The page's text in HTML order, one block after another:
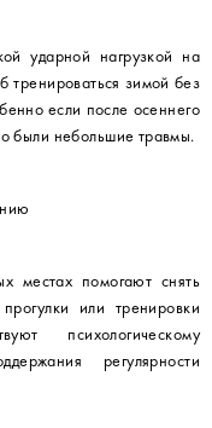
ударной нагрузкой на
тренироваться зимой без
если после осеннего
были небольшие травмы.
местах помогают снять
или тренировки
психологическому
регулярности